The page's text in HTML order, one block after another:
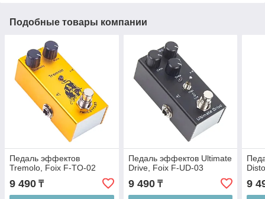
Подобные товары компании
Педаль эффектов
Tremolo, Foix F-TO-02
9 490 ₸
Педаль эффектов Ultimate
Drive, Foix F-UD-03
9 490₸ 9